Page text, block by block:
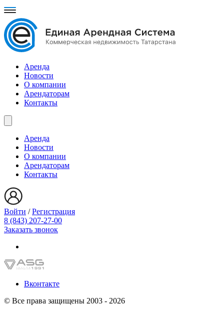
Аренда
Новости
О компании
Арендаторам
Контакты
Аренда
Новости
О компании
Арендаторам
Контакты
Войти /Регистрация
8 (843) 207-27-00
Заказать звонок
Вконтакте
© Все права защищены 2003 - 2026